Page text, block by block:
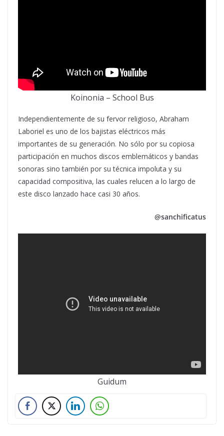
Koinonia – School Bus
Independientemente de su fervor religioso, Abraham
Laboriel es uno de los bajistas eléctricos más
importantes de su generación. No sólo por su copiosa
participación en muchos discos emblemáticos y bandas
sonoras sino también por su técnica impoluta y su
capacidad compositiva, las cuales relucen a lo largo de
este disco lanzado hace casi 30 años.
@sanchificatus
Guidum